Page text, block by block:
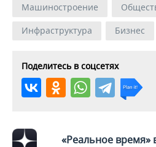
Машиностроение
Инфраструктура
Бизнес
Поделитесь в соцсетях
«Реальное время»